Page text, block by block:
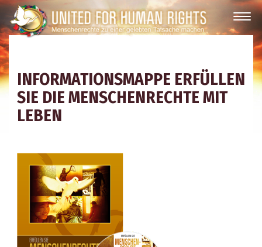
INFORMATIONSMAPPE ERFÜLLEN
SIE DIE MENSCHENRECHTE MIT
LEBEN